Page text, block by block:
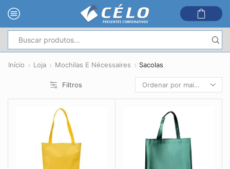
de
pesquisa
Início Loja Mochilas E Nécessaires Sacolas
Filtros